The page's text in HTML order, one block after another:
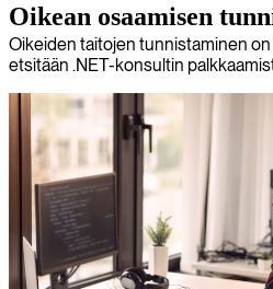
Oikean osaamisen
Oikeiden taitojen tunnistaminen
etsitään .NET-konsultin